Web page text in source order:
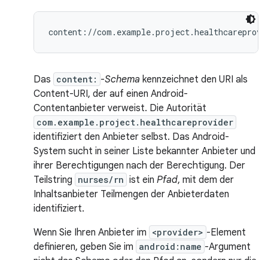
Das content: -Schema kennzeichnet den URI als
Content-URI, der auf einen Android-
Contentanbieter verweist. Die Autorität
com.example.project.healthcareprovider
identifiziert den Anbieter selbst. Das Android-
System sucht in seiner Liste bekannter Anbieter und
ihrer Berechtigungen nach der Berechtigung. Der
Teilstring nurses/rn ist ein Pfad, mit dem der
Inhaltsanbieter Teilmengen der Anbieterdaten
identifiziert.
Wenn Sie Ihren Anbieter im <provider> -Element
definieren, geben Sie im android:name -Argument